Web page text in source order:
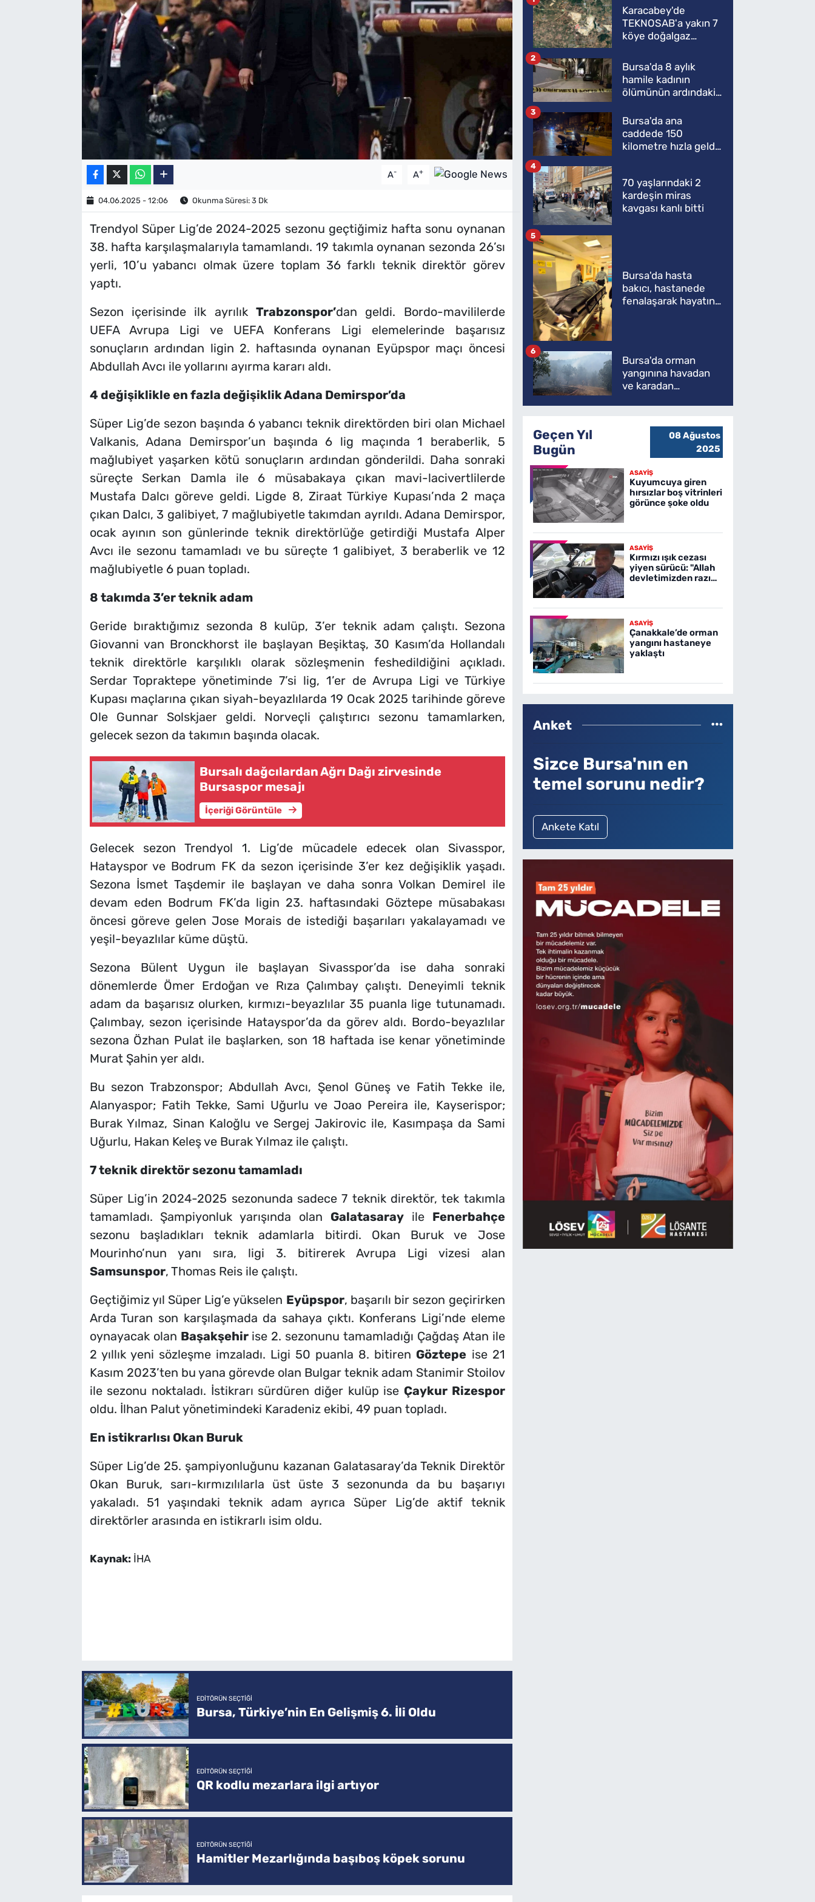
A- A+
04.06.2025 - 12:06 Okunma Süresi: 3 Dk
Trendyol Süper Lig’de 2024-2025 sezonu geçtiğimiz hafta sonu oynanan
38. hafta karşılaşmalarıyla tamamlandı. 19 takımla oynanan sezonda 26’sı
yerli, 10’u yabancı olmak üzere toplam 36 farklı teknik direktör görev
yaptı.
Sezon içerisinde ilk ayrılık Trabzonspor’dan geldi. Bordo-mavililerde
UEFA Avrupa Ligi ve UEFA Konferans Ligi elemelerinde başarısız
sonuçların ardından ligin 2. haftasında oynanan Eyüpspor maçı öncesi
Abdullah Avcı ile yollarını ayırma kararı aldı.
4 değişiklikle en fazla değişiklik Adana Demirspor’da
Süper Lig’de sezon başında 6 yabancı teknik direktörden biri olan Michael
Valkanis, Adana Demirspor’un başında 6 lig maçında 1 beraberlik, 5
mağlubiyet yaşarken kötü sonuçların ardından gönderildi. Daha sonraki
süreçte Serkan Damla ile 6 müsabakaya çıkan mavi-lacivertlilerde
Mustafa Dalcı göreve geldi. Ligde 8, Ziraat Türkiye Kupası’nda 2 maça
çıkan Dalcı, 3 galibiyet, 7 mağlubiyetle takımdan ayrıldı. Adana Demirspor,
ocak ayının son günlerinde teknik direktörlüğe getirdiği Mustafa Alper
Avcı ile sezonu tamamladı ve bu süreçte 1 galibiyet, 3 beraberlik ve 12
mağlubiyetle 6 puan topladı.
8 takımda 3’er teknik adam
Geride bıraktığımız sezonda 8 kulüp, 3’er teknik adam çalıştı. Sezona
Giovanni van Bronckhorst ile başlayan Beşiktaş, 30 Kasım’da Hollandalı
teknik direktörle karşılıklı olarak sözleşmenin feshedildiğini açıkladı.
Serdar Topraktepe yönetiminde 7’si lig, 1’er de Avrupa Ligi ve Türkiye
Kupası maçlarına çıkan siyah-beyazlılarda 19 Ocak 2025 tarihinde göreve
Ole Gunnar Solskjaer geldi. Norveçli çalıştırıcı sezonu tamamlarken,
gelecek sezon da takımın başında olacak.
Bursalı dağcılardan Ağrı Dağı zirvesinde
Bursaspor mesajı
İçeriği Görüntüle
Gelecek sezon Trendyol 1. Lig’de mücadele edecek olan Sivasspor,
Hatayspor ve Bodrum FK da sezon içerisinde 3’er kez değişiklik yaşadı.
Sezona İsmet Taşdemir ile başlayan ve daha sonra Volkan Demirel ile
devam eden Bodrum FK’da ligin 23. haftasındaki Göztepe müsabakası
öncesi göreve gelen Jose Morais de istediği başarıları yakalayamadı ve
yeşil-beyazlılar küme düştü.
Sezona Bülent Uygun ile başlayan Sivasspor’da ise daha sonraki
dönemlerde Ömer Erdoğan ve Rıza Çalımbay çalıştı. Deneyimli teknik
adam da başarısız olurken, kırmızı-beyazlılar 35 puanla lige tutunamadı.
Çalımbay, sezon içerisinde Hatayspor’da da görev aldı. Bordo-beyazlılar
sezona Özhan Pulat ile başlarken, son 18 haftada ise kenar yönetiminde
Murat Şahin yer aldı.
Bu sezon Trabzonspor; Abdullah Avcı, Şenol Güneş ve Fatih Tekke ile,
Alanyaspor; Fatih Tekke, Sami Uğurlu ve Joao Pereira ile, Kayserispor;
Burak Yılmaz, Sinan Kaloğlu ve Sergej Jakirovic ile, Kasımpaşa da Sami
Uğurlu, Hakan Keleş ve Burak Yılmaz ile çalıştı.
7 teknik direktör sezonu tamamladı
Süper Lig’in 2024-2025 sezonunda sadece 7 teknik direktör, tek takımla
tamamladı. Şampiyonluk yarışında olan Galatasarayile Fenerbahçe
sezonu başladıkları teknik adamlarla bitirdi. Okan Buruk ve Jose
Mourinho’nun yanı sıra, ligi 3. bitirerek Avrupa Ligi vizesi alan
Samsunspor, Thomas Reis ile çalıştı.
Geçtiğimiz yıl Süper Lig’e yükselen Eyüpspor, başarılı bir sezon geçirirken
Arda Turan son karşılaşmada da sahaya çıktı. Konferans Ligi’nde eleme
oynayacak olan Başakşehir ise 2. sezonunu tamamladığı Çağdaş Atan ile
2 yıllık yeni sözleşme imzaladı. Ligi 50 puanla 8. bitiren Göztepe ise 21
Kasım 2023’ten bu yana görevde olan Bulgar teknik adam Stanimir Stoilov
ile sezonu noktaladı. İstikrarı sürdüren diğer kulüp ise Çaykur Rizespor
oldu. İlhan Palut yönetimindeki Karadeniz ekibi, 49 puan topladı.
En istikrarlısı Okan Buruk
Süper Lig’de 25. şampiyonluğunu kazanan Galatasaray’da Teknik Direktör
Okan Buruk, sarı-kırmızılılarla üst üste 3 sezonunda da bu başarıyı
yakaladı. 51 yaşındaki teknik adam ayrıca Süper Lig’de aktif teknik
direktörler arasında en istikrarlı isim oldu.
Kaynak: İHA
EDITÖRÜN SEÇTIĞI
Bursa, Türkiye’nin En Gelişmiş 6. İli Oldu
EDITÖRÜN SEÇTIĞI
QR kodlu mezarlara ilgi artıyor
EDITÖRÜN SEÇTIĞI
Hamitler Mezarlığında başıboş köpek sorunu
Karacabey'de
TEKNOSAB'a yakın 7
köye doğalgaz
Bursa'da 8 aylık
hamile kadının
ölümünün ardındaki
2
Bursa'da ana
caddede 150
kilometre hızla geldi,
3
70 yaşlarındaki 2
kardeşin miras
kavgası kanlı bitti
4
Bursa'da hasta
bakıcı, hastanede
fenalaşarak hayatını
5
Bursa'da orman
yangınına havadan
ve karadan
6
Geçen Yıl
Bugün
08 Ağustos
2025
ASAYİŞ
Kuyumcuya giren
hırsızlar boş vitrinleri
görünce şoke oldu
ASAYİŞ
Kırmızı ışık cezası
yiyen sürücü: "Allah
devletimizden razı
ASAYİŞ
Çanakkale’de orman
yangını hastaneye
yaklaştı
Anket
Sizce Bursa'nın en
temel sorunu nedir?
Ankete Katıl
TV REHBERİ